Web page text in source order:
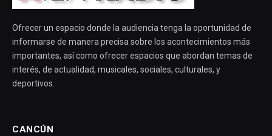
Ofrecer un espacio donde la audiencia tenga la oportunidad de
informarse de manera precisa sobre los acontecimientos más
importantes, así como ofrecer espacios que abordan temas de
interés, de actualidad, musicales, sociales, culturales, y
deportivos.
CANCÚN